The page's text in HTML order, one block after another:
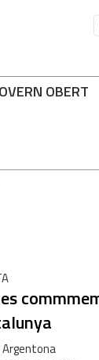
OBERT
Argentona